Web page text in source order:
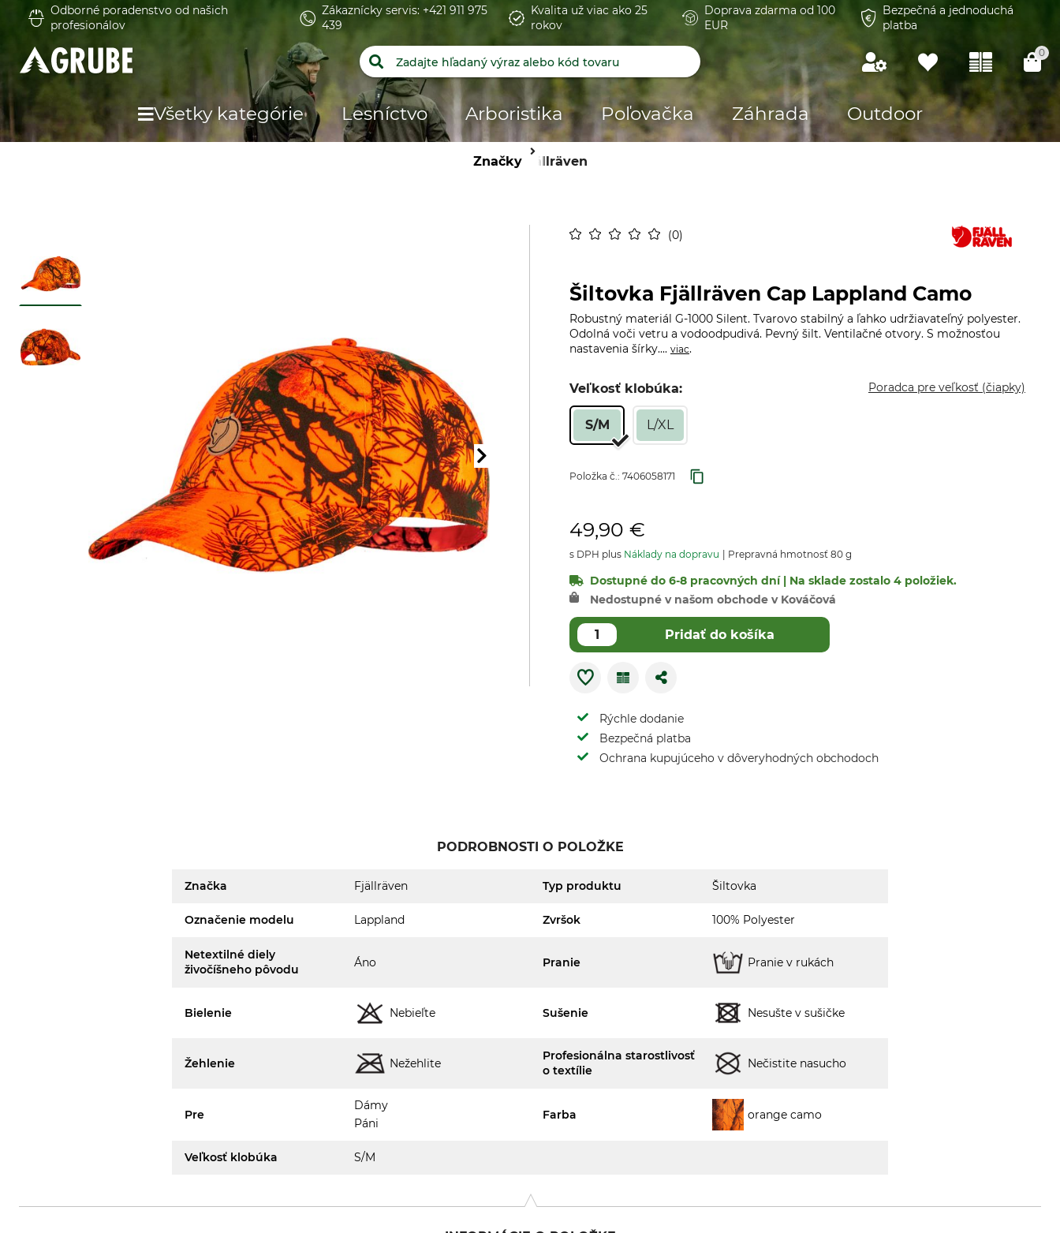
Odborné poradenstvo od našich
profesionálov
Zákaznícky servis: +421 911 975
439
Kvalita už viac ako 25
rokov
Doprava zdarma od 100
EUR
Bezpečná a jednoduchá
platba
0
Všetky kategórie Lesníctvo Arboristika Poľovačka Záhrada Outdoor
ZnačkyFjällräven
0
Šiltovka Fjällräven Cap Lappland Camo
Robustný materiál G-1000 Silent. Tvarovo stabilný a ľahko udržiavateľný polyester.
Odolná voči vetru a vodoodpudivá. Pevný šilt. Ventilačné otvory. S možnosťou
nastavenia šírky.... viac.
Veľkosť klobúka: Poradca pre veľkosť (čiapky)
S/M L/XL
Položka č.: 7406058171
49,90 €
s DPH plus Náklady na dopravu Prepravná hmotnosť 80 g
Dostupné do 6-8 pracovných dní | Na sklade zostalo 4 položiek.
Nedostupné v našom obchode v Kováčová
Pridať do košíka
Rýchle dodanie
Bezpečná platba
Ochrana kupujúceho v dôveryhodných obchodoch
PODROBNOSTI O POLOŽKE
Značka Fjällräven Typ produktu Šiltovka
Označenie modelu Lappland Zvršok 100% Polyester
Netextilné diely
živočíšneho pôvodu
Áno Pranie Pranie v rukách
Bielenie Nebieľte Sušenie Nesušte v sušičke
Žehlenie Nežehlite
Profesionálna starostlivosť
o textílie
Nečistite nasucho
Pre
Dámy
Páni
Farba orange camo
Veľkosť klobúka S/M